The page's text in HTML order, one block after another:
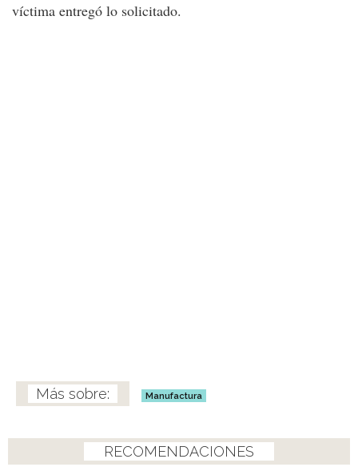
víctima entregó lo solicitado.
Manufactura
RECOMENDACIONES